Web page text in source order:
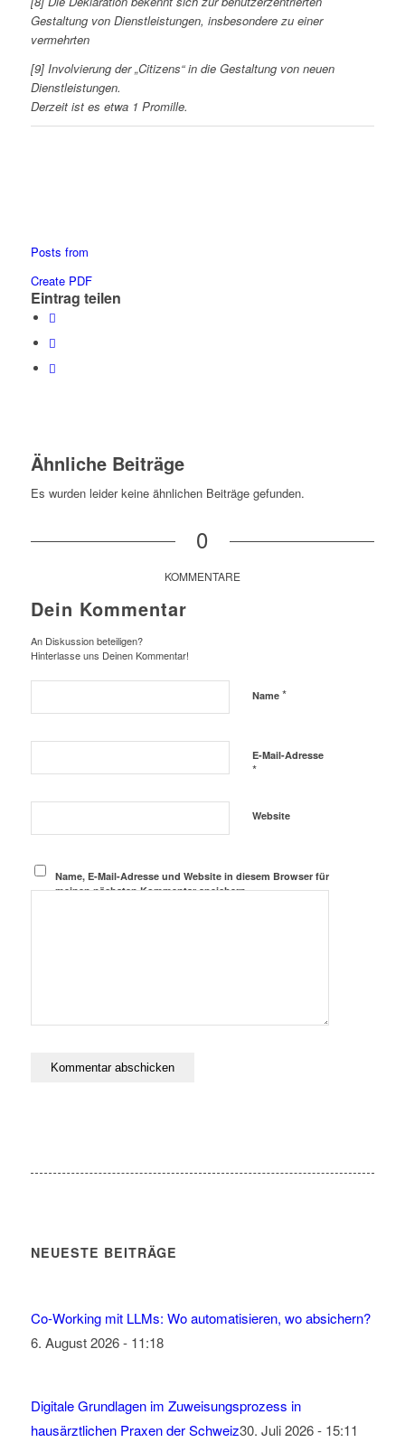
Gestaltung von Dienstleistungen, insbesondere zu einer
vermehrten
[9] Involvierung der „Citizens“ in die Gestaltung von neuen
Dienstleistungen.
Derzeit ist es etwa 1 Promille.
Posts from
Create PDF
Eintrag teilen
Ähnliche Beiträge
Es wurden leider keine ähnlichen Beiträge gefunden.
0
KOMMENTARE
Dein Kommentar
An Diskussion beteiligen?
Hinterlasse uns Deinen Kommentar!
Name *
E-Mail-Adresse
*
Website
Name, E-Mail-Adresse und Website in diesem Browser für
meinen nächsten Kommentar speichern.
NEUESTE BEITRÄGE
Co-Working mit LLMs: Wo automatisieren, wo absichern?
6. August 2026 - 11:18
Digitale Grundlagen im Zuweisungsprozess in
hausärztlichen Praxen der Schweiz30. Juli 2026 - 15:11